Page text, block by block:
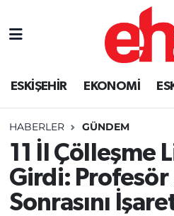
ESKİŞEHİR EKONOMİ
HABERLER GÜNDEM
11 İl Çölleşme
Girdi: Profesör
Sonrasını